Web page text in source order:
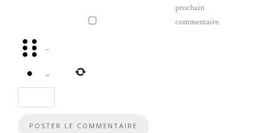
prochain
commentaire.
−
=